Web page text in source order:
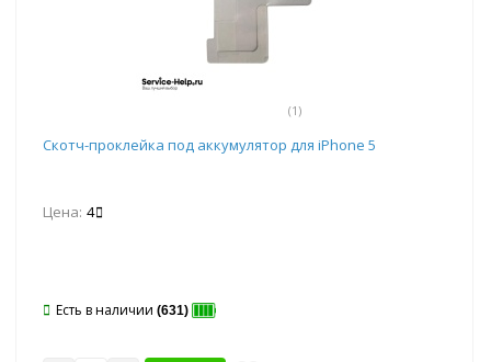
(1)
Скотч-проклейка под аккумулятор для iPhone 5
Цена: 4
Есть в наличии (631)